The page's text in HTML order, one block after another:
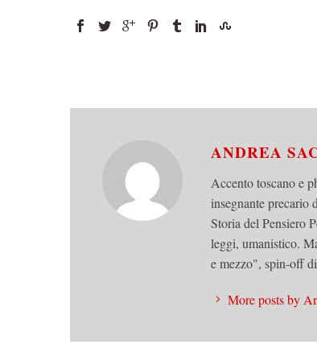
ANDREA
Accento toscano e
insegnante precario
Storia del Pensiero
leggi, umanistico.
e mezzo", spin-off
More posts by